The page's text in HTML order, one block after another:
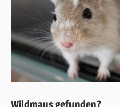
Wildmaus gefunden?